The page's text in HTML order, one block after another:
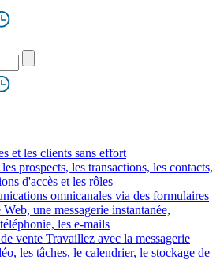
et les clients sans effort
prospects, les transactions, les contacts,
d'accès et les rôles
omnicanales via des formulaires
une messagerie instantanée,
les e-mails
vente Travaillez avec la messagerie
les tâches, le calendrier, le stockage de